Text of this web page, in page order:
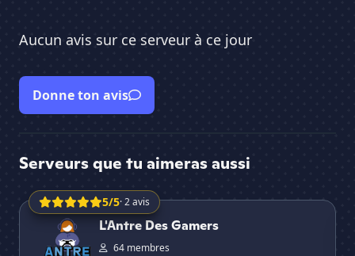
Aucun avis sur ce serveur à ce jour
Donne ton avis
Serveurs que tu aimeras aussi
5/5· 2 avis
L'Antre Des Gamers
L'Antre Des Gamers
64 membres